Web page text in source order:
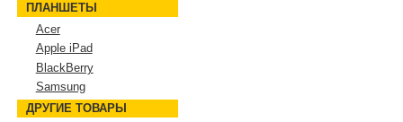
ПЛАНШЕТЫ
Acer
Apple iPad
BlackBerry
Samsung
ДРУГИЕ ТОВАРЫ